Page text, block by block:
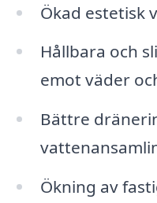
Ökad estetisk
Hållbara och
emot väder
Bättre
Ökning av